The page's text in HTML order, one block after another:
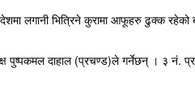
लगानी भित्रिने कुरामा आफूहरु ढुक्क
पुष्पकमल दाहाल (प्रचण्ड)ले गर्नेछन् । ३ नं.